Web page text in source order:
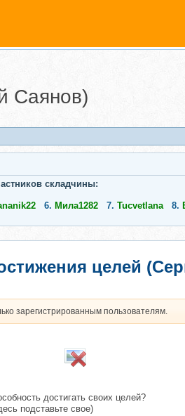
Саянов)
складчины:
6. Мила1282 7. Tucvetlana 8.
целей
зарегистрированным пользователям.
достигать своих целей?
подставьте свое)